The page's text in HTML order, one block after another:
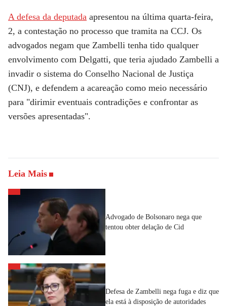
A defesa da deputada apresentou na última quarta-feira,
2, a contestação no processo que tramita na CCJ. Os
advogados negam que Zambelli tenha tido qualquer
envolvimento com Delgatti, que teria ajudado Zambelli a
invadir o sistema do Conselho Nacional de Justiça
(CNJ), e defendem a acareação como meio necessário
para "dirimir eventuais contradições e confrontar as
versões apresentadas".
Leia Mais
Advogado de Bolsonaro nega que
tentou obter delação de Cid
Defesa de Zambelli nega fuga e diz que
ela está à disposição de autoridades